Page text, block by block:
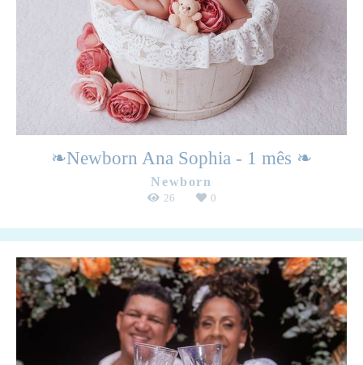
❧Newborn Ana Sophia - 1 mês ❧
Newborn
26 0